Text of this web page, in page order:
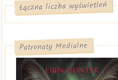
Łączna liczba wyświetleń
Patronaty Medialne